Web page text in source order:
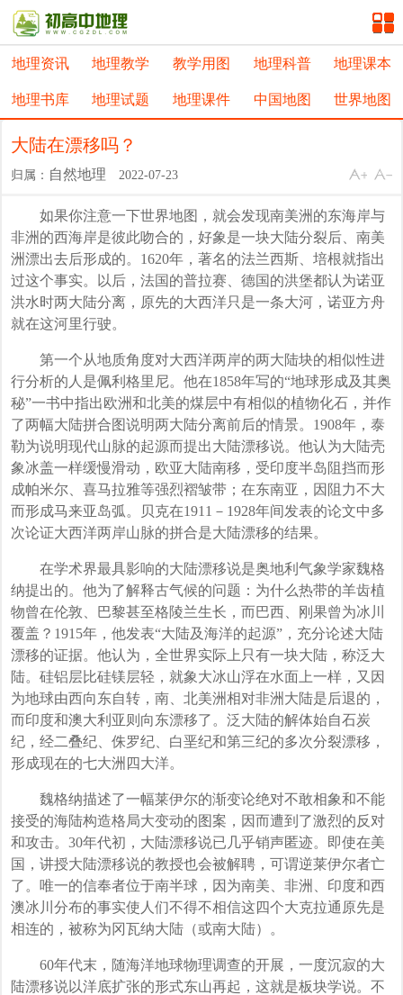
地理资讯 地理教学 教学用图 地理科普 地理课本
地理书库 地理试题 地理课件 中国地图 世界地图
大陆在漂移吗？
归属： 自然地理 2022-07-23
如果你注意一下世界地图，就会发现南美洲的东海岸与
非洲的西海岸是彼此吻合的，好象是一块大陆分裂后、南美
洲漂出去后形成的。1620年，著名的法兰西斯、培根就指出
过这个事实。以后，法国的普拉赛、德国的洪堡都认为诺亚
洪水时两大陆分离，原先的大西洋只是一条大河，诺亚方舟
就在这河里行驶。
第一个从地质角度对大西洋两岸的两大陆块的相似性进
行分析的人是佩利格里尼。他在1858年写的“地球形成及其奥
秘”一书中指出欧洲和北美的煤层中有相似的植物化石，并作
了两幅大陆拼合图说明两大陆分离前后的情景。1908年，泰
勒为说明现代山脉的起源而提出大陆漂移说。他认为大陆壳
象冰盖一样缓慢滑动，欧亚大陆南移，受印度半岛阻挡而形
成帕米尔、喜马拉雅等强烈褶皱带；在东南亚，因阻力不大
而形成马来亚岛弧。贝克在1911－1928年间发表的论文中多
次论证大西洋两岸山脉的拼合是大陆漂移的结果。
在学术界最具影响的大陆漂移说是奥地利气象学家魏格
纳提出的。他为了解释古气候的问题：为什么热带的羊齿植
物曾在伦敦、巴黎甚至格陵兰生长，而巴西、刚果曾为冰川
覆盖？1915年，他发表“大陆及海洋的起源”，充分论述大陆
漂移的证据。他认为，全世界实际上只有一块大陆，称泛大
陆。硅铝层比硅镁层轻，就象大冰山浮在水面上一样，又因
为地球由西向东自转，南、北美洲相对非洲大陆是后退的，
而印度和澳大利亚则向东漂移了。泛大陆的解体始自石炭
纪，经二叠纪、侏罗纪、白垩纪和第三纪的多次分裂漂移，
形成现在的七大洲四大洋。
魏格纳描述了一幅莱伊尔的渐变论绝对不敢相象和不能
接受的海陆构造格局大变动的图案，因而遭到了激烈的反对
和攻击。30年代初，大陆漂移说已几乎销声匿迹。即使在美
国，讲授大陆漂移说的教授也会被解聘，可谓逆莱伊尔者亡
了。唯一的信奉者位于南半球，因为南美、非洲、印度和西
澳冰川分布的事实使人们不得不相信这四个大克拉通原先是
相连的，被称为冈瓦纳大陆（或南大陆）。
60年代末，随海洋地球物理调查的开展，一度沉寂的大
陆漂移说以洋底扩张的形式东山再起，这就是板块学说。不